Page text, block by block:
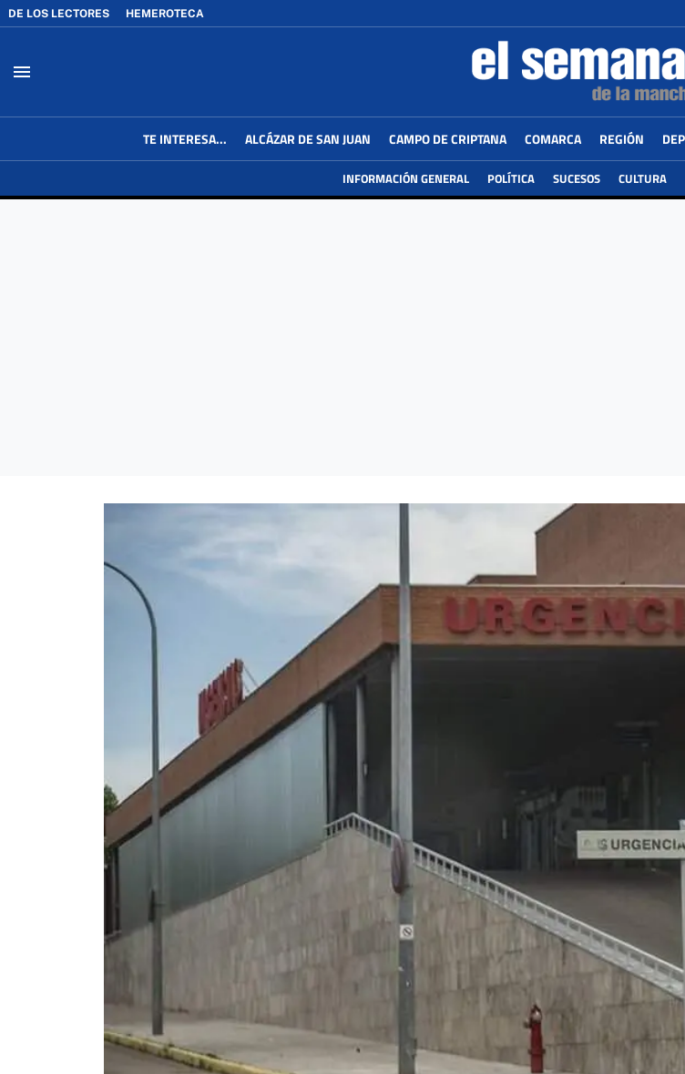
DE LOS LECTORES HEMEROTECA
menu
TE INTERESA... ALCÁZAR DE SAN JUAN CAMPO DE CRIPTANA COMARCA REGIÓN
INFORMACIÓN GENERAL POLÍTICA SUCESOS CULTURA